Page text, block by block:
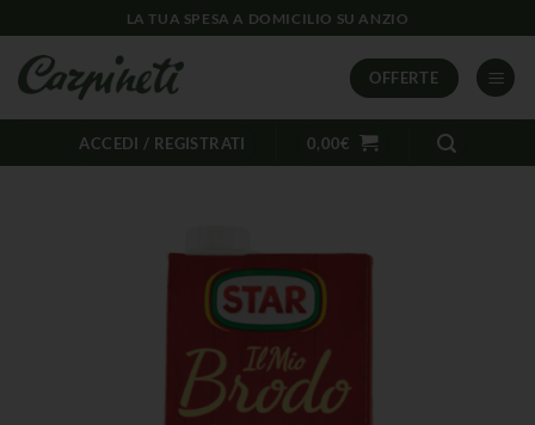
LA TUA SPESA A DOMICILIO SU ANZIO
OFFERTE
ACCEDI / REGISTRATI 0,00€